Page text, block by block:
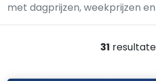
met dagprijzen, weekprijzen
31